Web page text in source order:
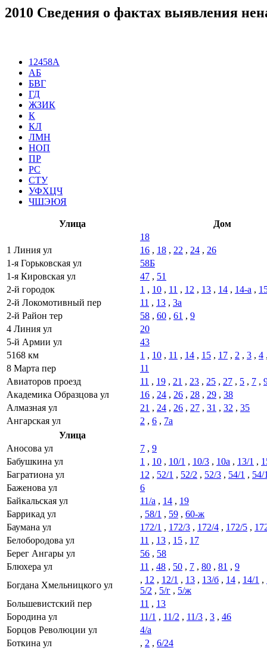
2010 Сведения о фактах выявления
12458А
АБ
БВГ
ГД
ЖЗИК
К
КЛ
ЛМН
НОП
ПР
РС
СТУ
УФХЦЧ
ЧШЭЮЯ
Улица
Дом
18
1 Линия ул
16 , 18 , 22 , 24 , 26
1-я Горьковская ул
58Б
1-я Кировская ул
47 , 51
2-й городок
1 , 10 , 11 , 12 , 13 , 14 , 14-а ,
2-й Локомотивный пер
11 , 13 , 3а
2-й Район тер
58 , 60 , 61 , 9
4 Линия ул
20
5-й Армии ул
43
5168 км
1 , 10 , 11 , 14 , 15 , 17 , 2 , 3 , 4
8 Марта пер
11
Авиаторов проезд
11 , 19 , 21 , 23 , 25 , 27 , 5 , 7 ,
Академика Образцова ул
16 , 24 , 26 , 28 , 29 , 38
Алмазная ул
21 , 24 , 26 , 27 , 31 , 32 , 35
Ангарская ул
2 , 6 , 7а
Улица
Аносова ул
7 , 9
Бабушкина ул
1 , 10 , 10/1 , 10/3 , 10а , 13/1 ,
Багратиона ул
12 , 52/1 , 52/2 , 52/3 , 54/1 , 54/
Баженова ул
6
Байкальская ул
11/а , 14 , 19
Баррикад ул
, 58/1 , 59 , 60-ж
Баумана ул
172/1 , 172/3 , 172/4 , 172/5 ,
Белобородова ул
11 , 13 , 15 , 17
Берег Ангары ул
56 , 58
Блюхера ул
11 , 48 , 50 , 7 , 80 , 81 , 9
Богдана Хмельницкого ул
, 12 , 12/1 , 13 , 13/б , 14 , 14/1 ,
5/2 , 5/г , 5/ж
Большевистский пер
11 , 13
Бородина ул
11/1 , 11/2 , 11/3 , 3 , 46
Борцов Революции ул
4/а
Боткина ул
, 2 , 6/24